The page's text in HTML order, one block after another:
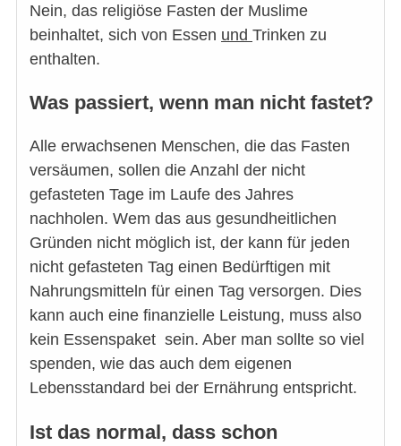
Nein, das religiöse Fasten der Muslime
beinhaltet, sich von Essen und Trinken zu
enthalten.
Was passiert, wenn man nicht fastet?
Alle erwachsenen Menschen, die das Fasten
versäumen, sollen die Anzahl der nicht
gefasteten Tage im Laufe des Jahres
nachholen. Wem das aus gesundheitlichen
Gründen nicht möglich ist, der kann für jeden
nicht gefasteten Tag einen Bedürftigen mit
Nahrungsmitteln für einen Tag versorgen. Dies
kann auch eine finanzielle Leistung, muss also
kein Essenspaket sein. Aber man sollte so viel
spenden, wie das auch dem eigenen
Lebensstandard bei der Ernährung entspricht.
Ist das normal, dass schon